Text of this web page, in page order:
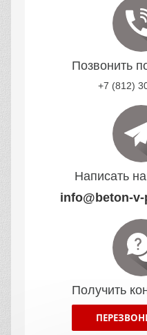
Позвонить
+7 (812)
Написать
info@beton-
Получить